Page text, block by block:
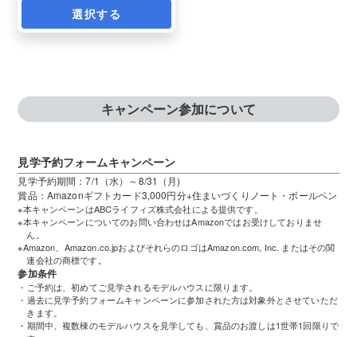
選択する
キャンペーン参加について
見学予約フォームキャンペーン
見学予約期間：7/1（水）～8/31（月)
賞品：Amazonギフトカード3,000円分+住まいづくりノート・ボールペン
※本キャンペーンはABCライフィズ株式会社による提供です。
※本キャンペーンについてのお問い合わせはAmazonではお受けしておりませ
ん。
※Amazon、Amazon.co.jpおよびそれらのロゴはAmazon.com, Inc. またはその関
連会社の商標です。
参加条件
・ご予約は、初めてご見学されるモデルハウスに限ります。
・過去に見学予約フォームキャンペーンに参加された方は対象外とさせていただ
きます。
・期間中、複数棟のモデルハウスを見学しても、賞品のお渡しは1世帯1回限りで